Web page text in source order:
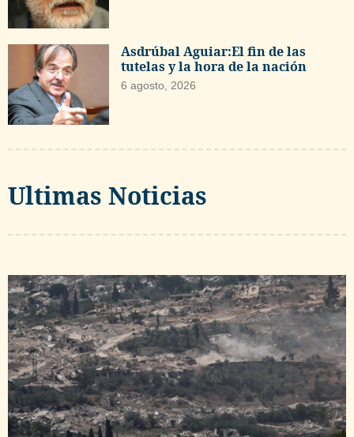
Asdrúbal Aguiar:El fin de las
tutelas y la hora de la nación
6 agosto, 2026
Ultimas Noticias